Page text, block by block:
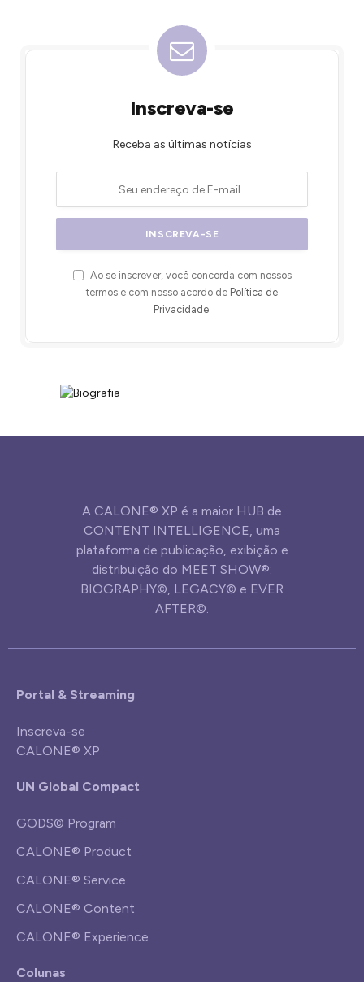
Inscreva-se
Receba as últimas notícias
Ao se inscrever, você concorda com nossos
termos e com nosso acordo de Política de
Privacidade.
A CALONE® XP é a maior HUB de
CONTENT INTELLIGENCE, uma
plataforma de publicação, exibição e
distribuição do MEET SHOW®:
BIOGRAPHY©, LEGACY© e EVER
AFTER©.
Portal & Streaming
Inscreva-se
CALONE® XP
UN Global Compact
GODS© Program
CALONE® Product
CALONE® Service
CALONE® Content
CALONE® Experience
Colunas